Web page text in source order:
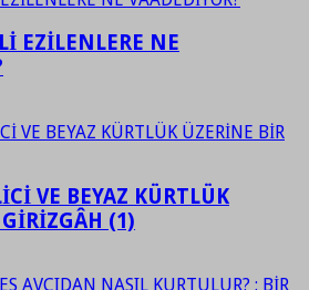
EZİLENLERE NE
VE BEYAZ KÜRTLÜK
(1)